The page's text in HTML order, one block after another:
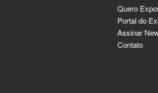
Quero
Portal do
Assinar
Contato